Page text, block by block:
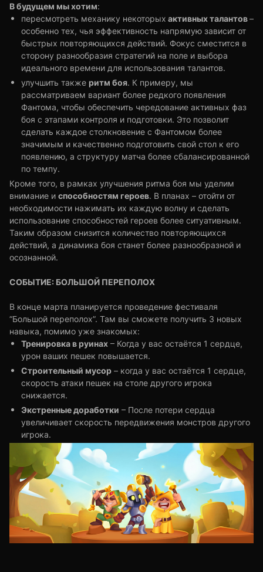
В будущем мы хотим:
пересмотреть механику некоторых активных талантов–
особенно тех, чья эффективность напрямую зависит от
быстрых повторяющихся действий. Фокус сместится в
сторону разнообразия стратегий на поле и выбора
идеального времени для использования талантов.
улучшить также ритм боя. К примеру, мы
рассматриваем вариант более редкого появления
Фантома, чтобы обеспечить чередование активных фаз
боя с этапами контроля и подготовки. Это позволит
сделать каждое столкновение с Фантомом более
значимым и качественно подготовить свой стол к его
появлению, а структуру матча более сбалансированной
по темпу.
Кроме того, в рамках улучшения ритма боя мы уделим
внимание и способностям героев. В планах – отойти от
необходимости нажимать их каждую волну и сделать
использование способностей героев более ситуативным.
Таким образом снизится количество повторяющихся
действий, а динамика боя станет более разнообразной и
осознанной.
СОБЫТИЕ: БОЛЬШОЙ ПЕРЕПОЛОХ
В конце марта планируется проведение фестиваля
“Большой переполох”. Там вы сможете получить 3 новых
навыка, помимо уже знакомых:
Тренировка в руинах – Когда у вас остаётся 1 сердце,
урон ваших пешек повышается.
Строительный мусор – когда у вас остаётся 1 сердце,
скорость атаки пешек на столе другого игрока
снижается.
Экстренные доработки – После потери сердца
увеличивает скорость передвижения монстров другого
игрока.